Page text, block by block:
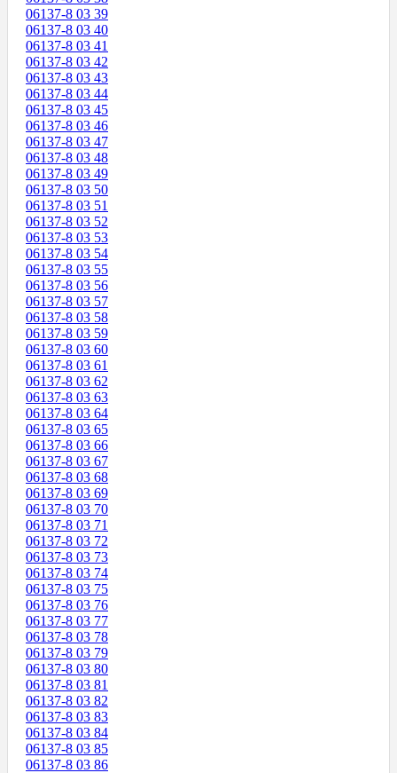
06137-8 03 39
06137-8 03 40
06137-8 03 41
06137-8 03 42
06137-8 03 43
06137-8 03 44
06137-8 03 45
06137-8 03 46
06137-8 03 47
06137-8 03 48
06137-8 03 49
06137-8 03 50
06137-8 03 51
06137-8 03 52
06137-8 03 53
06137-8 03 54
06137-8 03 55
06137-8 03 56
06137-8 03 57
06137-8 03 58
06137-8 03 59
06137-8 03 60
06137-8 03 61
06137-8 03 62
06137-8 03 63
06137-8 03 64
06137-8 03 65
06137-8 03 66
06137-8 03 67
06137-8 03 68
06137-8 03 69
06137-8 03 70
06137-8 03 71
06137-8 03 72
06137-8 03 73
06137-8 03 74
06137-8 03 75
06137-8 03 76
06137-8 03 77
06137-8 03 78
06137-8 03 79
06137-8 03 80
06137-8 03 81
06137-8 03 82
06137-8 03 83
06137-8 03 84
06137-8 03 85
06137-8 03 86